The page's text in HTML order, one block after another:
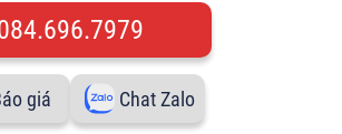
giá Chat Zalo